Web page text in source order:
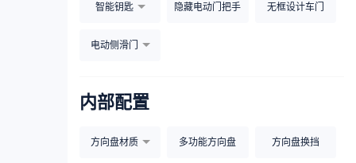
智能钥匙 隐藏电动门把手 无框设计车门
电动侧滑门
内部配置
方向盘材质 多功能方向盘 方向盘换挡